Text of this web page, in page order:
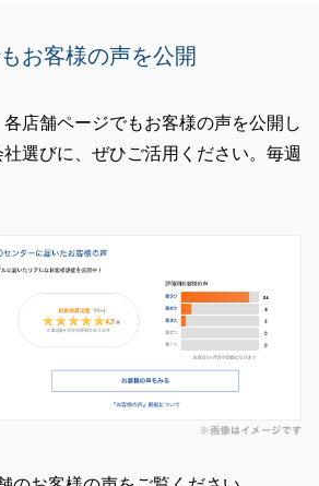
お客様の声を公開
店舗ページでもお客様の声を公開し
選びに、ぜひご活用ください。毎週